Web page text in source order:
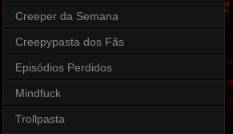
Creeper da Semana
Creepypasta dos Fãs
Episódios Perdidos
Mindfuck
Trollpasta